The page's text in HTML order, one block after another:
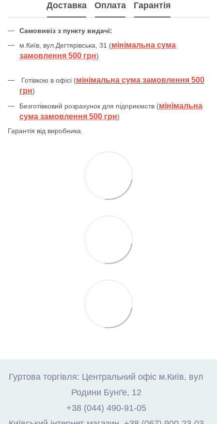
Доставка Оплата Гарантія
Самовивіз з пункту видачі:
м.Київ, вул.Дегтярівська, 31 (мінімальна сума
замовлення 500 грн)
Готівкою в офісі (мінімальна сума замовлення 500
грн)
Безготівковий розрахунок для підприємств (мінімальна
сума замовлення 500 грн)
Гарантія від виробника.
Гуртова торгівля: Центральний офіс м.Київ, вул
Родини Бунґе, 12
+38 (044) 490-91-05